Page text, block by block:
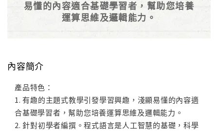
易懂的內容適合基礎學習者，幫助您培養
運算思維及邏輯能力。
內容簡介
產品特色：
1. 有趣的主題式教學引發學習興趣，淺顯易懂的內容適
合基礎學習者，幫助您培養運算思維及邏輯能力。
2. 針對初學者編撰。程式語言是人工智慧的基礎，科學